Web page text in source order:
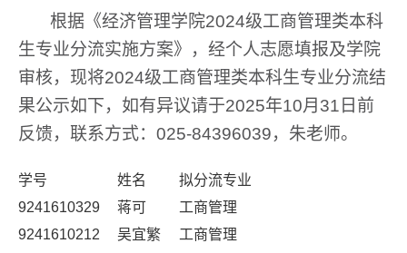
根据《经济管理学院2024级工商管理类本科
生专业分流实施方案》，经个人志愿填报及学院
审核，现将2024级工商管理类本科生专业分流结
果公示如下，如有异议请于2025年10月31日前
反馈，联系方式：025-84396039，朱老师。
学号 姓名
拟分流专业
9241610329
蒋可
工商管理
9241610212
吴宜繁
工商管理